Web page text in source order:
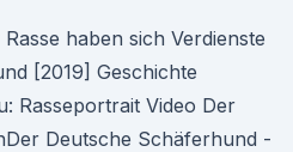
haben sich Verdienste
[2019] Geschichte
Rasseportrait Video Der
Deutsche Schäferhund -